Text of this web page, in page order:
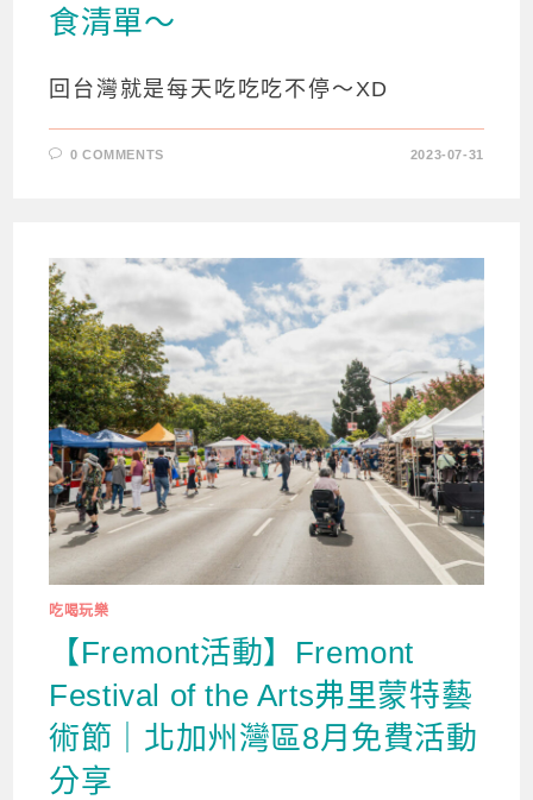
食清單～
回台灣就是每天吃吃吃不停～XD
0 COMMENTS 2023-07-31
吃喝玩樂
【Fremont活動】Fremont
Festival of the Arts弗里蒙特藝
術節｜北加州灣區8月免費活動
分享